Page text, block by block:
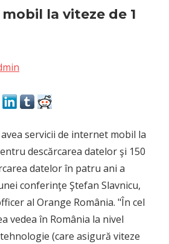
la viteze de 1
servicii de internet mobil la
descărcarea datelor şi 150
datelor în patru ani a
conferinţe Ştefan Slavnicu,
al Orange România. "În cel
vedea în România la nivel
(care asigură viteze